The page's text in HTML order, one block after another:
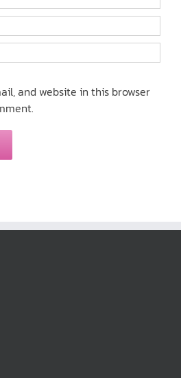
and website in this browser